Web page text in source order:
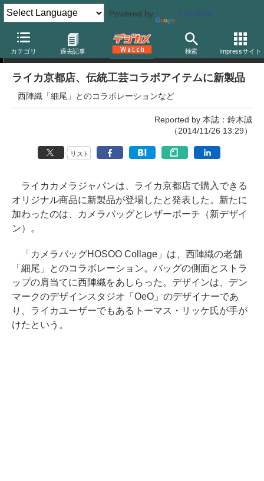
Powered by Translate
カテゴリ 過去記事 検索 Impressサイト
ニュース
ライカ京都店、伝統工芸コラボアイテムに新製品
西陣織「細尾」とのコラボレーションなど
Reported by 本誌：鈴木誠
（2014/11/26 13:29）
リスト
ライカカメラジャパンは、ライカ京都店で購入できる
オリジナル商品に新製品が登場したと発表した。新たに
加わったのは、カメラバッグとレザーポーチ（新デザイ
ン）。
「カメラバッグHOSOO Collage」は、西陣織の老舗
「細尾」とのコラボレーション。バッグの側面とストラ
ップの肩当てに西陣織をあしらった。デザインは、デン
マークのデザインスタジオ「OeO」のデザイナーであ
り、ライカユーザーでもあるトーマス・リッケ氏が手が
けたという。